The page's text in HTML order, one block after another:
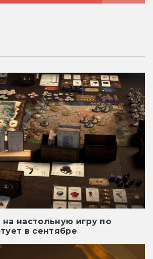
настольную игру по
в сентябре